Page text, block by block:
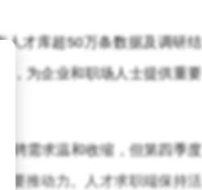
人才库超50万条数据及调研结
，为企业和职场人士提供重要
聘需求温和收缩，但第四季度
推动力。人才求职端保持活